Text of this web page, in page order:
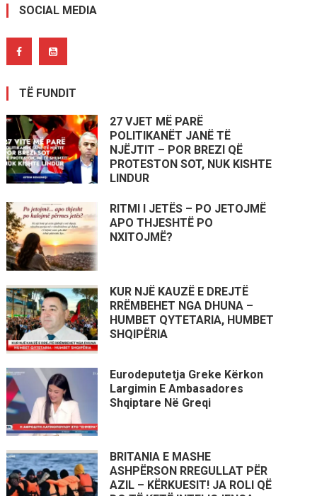
SOCIAL MEDIA
TË FUNDIT
27 VJET MË PARË
POLITIKANËT JANË TË
NJËJTIT – POR BREZI QË
PROTESTON SOT, NUK KISHTE
LINDUR
RITMI I JETËS – PO JETOJMË
APO THJESHTË PO
NXITOJMË?
KUR NJË KAUZË E DREJTË
RRËMBEHET NGA DHUNA –
HUMBET QYTETARIA, HUMBET
SHQIPËRIA
Eurodeputetja Greke Kërkon
Largimin E Ambasadores
Shqiptare Në Greqi
BRITANIA E MASHE
ASHPËRSON RREGULLAT PËR
AZIL – KËRKUESIT! JA ROLI QË